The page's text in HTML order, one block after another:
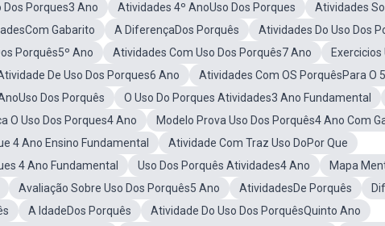
Dos Porques3 Ano
Atividades 4º AnoUso Dos Porques
Atividades
Gabarito
A DiferençaDos Porquês
Atividades Do Uso Dos
Porquês5º Ano
Atividades Com Uso Dos Porquês7 Ano
De Uso Dos Porques6 Ano Atividades Com OS PorquêsPara O
Dos Porquês
O Uso Do Porques Atividades3 Ano Fundamental
O Uso Dos Porques4 Ano
Modelo Prova Uso Dos Porquês4 Ano Com
4 Ano Ensino Fundamental
Atividade Com Traz Uso DoPor Que
4 Ano Fundamental
Uso Dos Porquês Atividades4 Ano
Mapa
Avaliação Sobre Uso Dos Porquês5 Ano AtividadesDe Porquês
A IdadeDos Porquês
Atividade Do Uso Dos PorquêsQuinto Ano